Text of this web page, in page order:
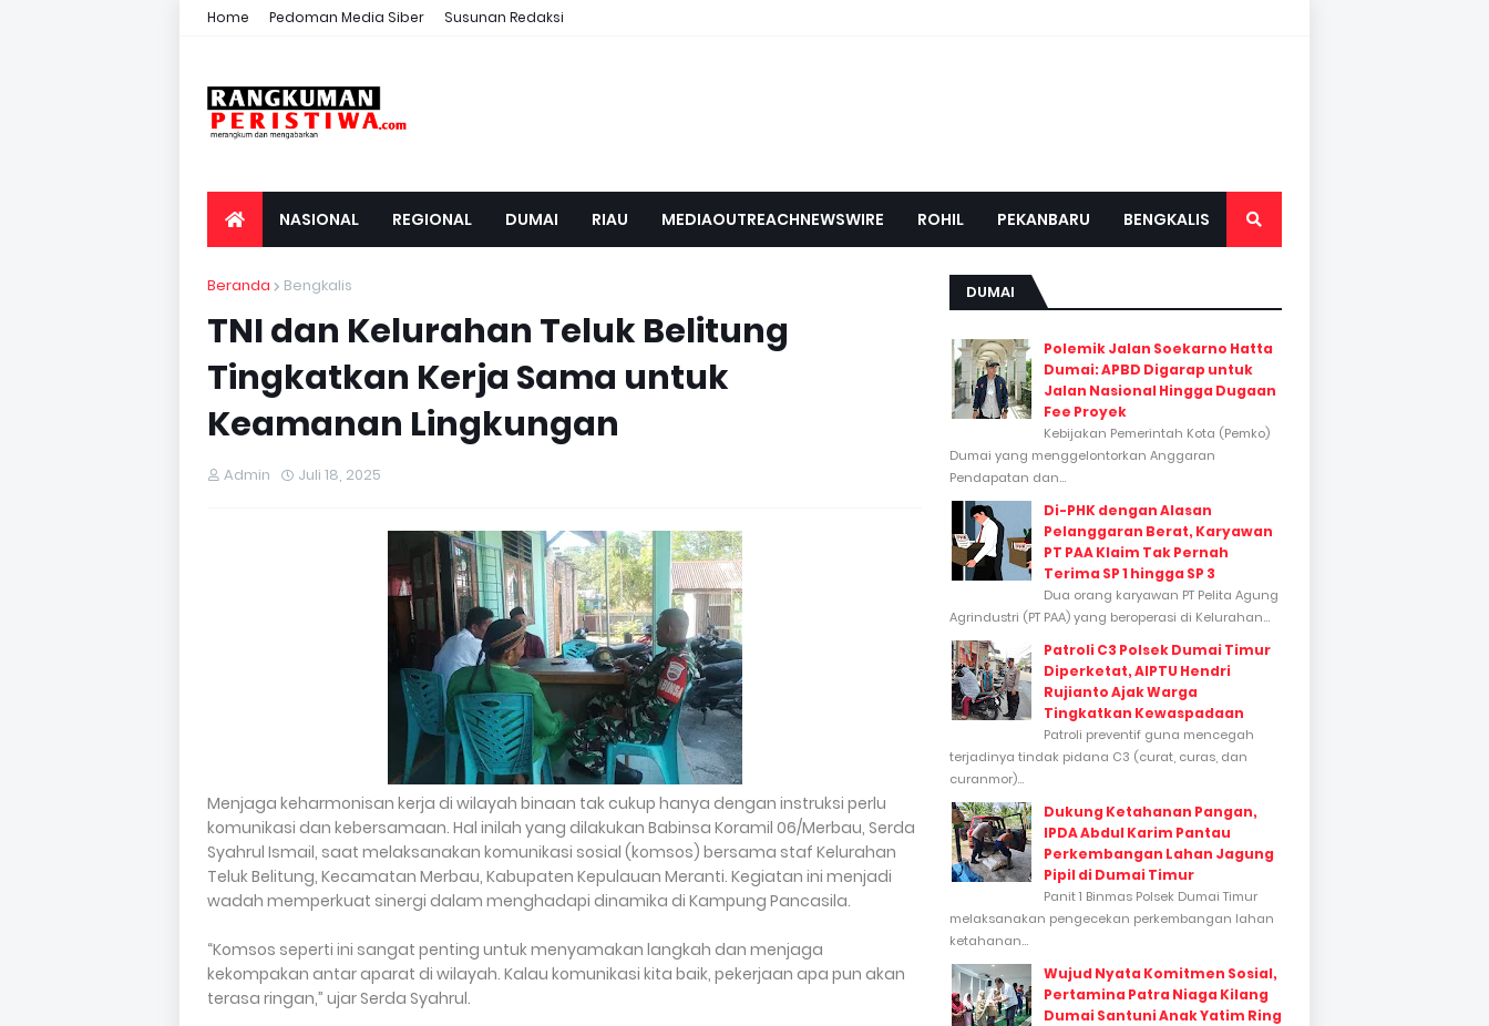
Home Pedoman Media Siber Susunan Redaksi
NASIONAL REGIONAL DUMAI RIAU MEDIAOUTREACHNEWSWIRE ROHIL PEKANBARU BENGKALIS
Beranda Bengkalis
TNI dan Kelurahan Teluk Belitung
Tingkatkan Kerja Sama untuk
Keamanan Lingkungan
Admin Juli 18, 2025
Menjaga keharmonisan kerja di wilayah binaan tak cukup hanya dengan instruksi perlu
komunikasi dan kebersamaan. Hal inilah yang dilakukan Babinsa Koramil 06/Merbau, Serda
Syahrul Ismail, saat melaksanakan komunikasi sosial (komsos) bersama staf Kelurahan
Teluk Belitung, Kecamatan Merbau, Kabupaten Kepulauan Meranti. Kegiatan ini menjadi
wadah memperkuat sinergi dalam menghadapi dinamika di Kampung Pancasila.
“Komsos seperti ini sangat penting untuk menyamakan langkah dan menjaga
kekompakan antar aparat di wilayah. Kalau komunikasi kita baik, pekerjaan apa pun akan
terasa ringan,” ujar Serda Syahrul.
DUMAI
Polemik Jalan Soekarno Hatta
Dumai: APBD Digarap untuk
Jalan Nasional Hingga Dugaan
Fee Proyek
Kebijakan Pemerintah Kota (Pemko)
Dumai yang menggelontorkan Anggaran
Pendapatan dan...
Di-PHK dengan Alasan
Pelanggaran Berat, Karyawan
PT PAA Klaim Tak Pernah
Terima SP 1 hingga SP 3
Dua orang karyawan PT Pelita Agung
Agrindustri (PT PAA) yang beroperasi di Kelurahan...
Patroli C3 Polsek Dumai Timur
Diperketat, AIPTU Hendri
Rujianto Ajak Warga
Tingkatkan Kewaspadaan
Patroli preventif guna mencegah
terjadinya tindak pidana C3 (curat, curas, dan
curanmor)...
Dukung Ketahanan Pangan,
IPDA Abdul Karim Pantau
Perkembangan Lahan Jagung
Pipil di Dumai Timur
Panit 1 Binmas Polsek Dumai Timur
melaksanakan pengecekan perkembangan lahan
ketahanan...
Wujud Nyata Komitmen Sosial,
Pertamina Patra Niaga Kilang
Dumai Santuni Anak Yatim Ring